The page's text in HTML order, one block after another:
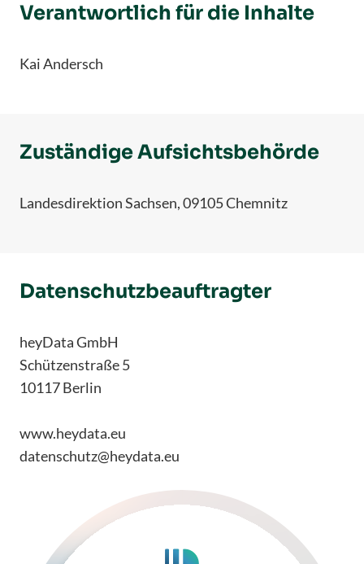
Verantwortlich für die Inhalte
Kai Andersch
Zuständige Aufsichtsbehörde
Landesdirektion Sachsen, 09105 Chemnitz
Datenschutzbeauftragter
heyData GmbH
Schützenstraße 5
10117 Berlin
www.heydata.eu
datenschutz@heydata.eu